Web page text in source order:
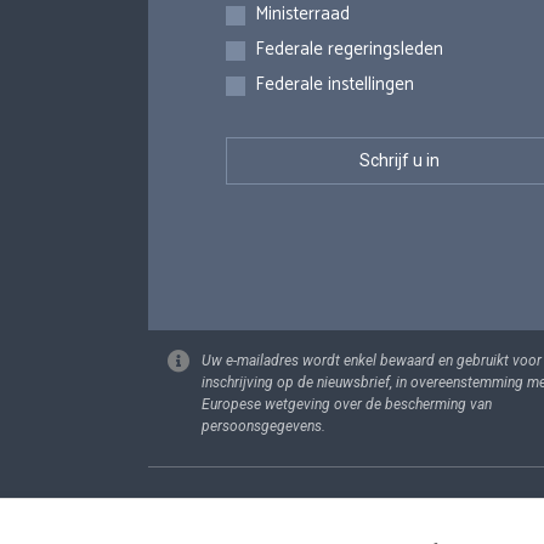
Ministerraad
Federale regeringsleden
Federale instellingen
Uw e-mailadres wordt enkel bewaard en gebruikt voor
inschrijving op de nieuwsbrief, in overeenstemming
Europese wetgeving over de bescherming van
persoonsgegevens.
Footer